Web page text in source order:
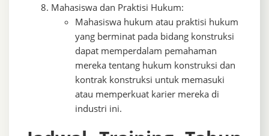
Mahasiswa dan Praktisi Hukum:
Mahasiswa hukum atau praktisi hukum
yang berminat pada bidang konstruksi
dapat memperdalam pemahaman
mereka tentang hukum konstruksi dan
kontrak konstruksi untuk memasuki
atau memperkuat karier mereka di
industri ini.